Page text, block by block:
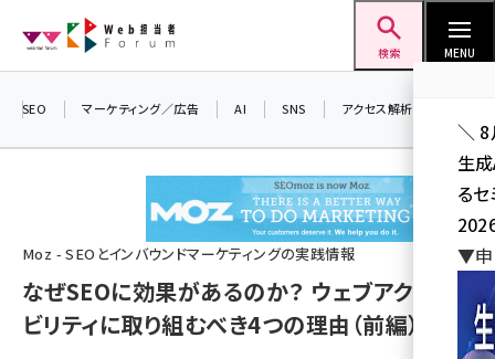
ン
検索 MENU
seo (3528)
ai (2811)
youtube (2439)
SEO マーケティング／広告 AI SNS アクセス解析／データ分析
Moz - SEOとインバウンドマーケティングの実践情報
なぜSEOに効果があるのか？ ウェブアクセシ
ビリティに取り組むべき4つの理由（前編）
＼ 8
生
る
▼申